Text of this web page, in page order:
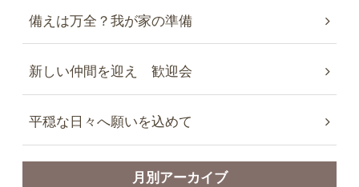
備えは万全？我が家の準備
新しい仲間を迎え 歓迎会
平穏な日々へ願いを込めて
月別アーカイブ